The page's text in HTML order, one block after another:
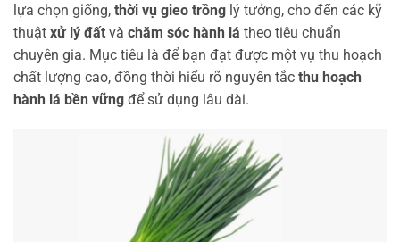
lựa chọn giống, thời vụ gieo trồng lý tưởng, cho đến các kỹ
thuật xử lý đất và chăm sóc hành lá theo tiêu chuẩn
chuyên gia. Mục tiêu là để bạn đạt được một vụ thu hoạch
chất lượng cao, đồng thời hiểu rõ nguyên tắc thu hoạch
hành lá bền vững để sử dụng lâu dài.